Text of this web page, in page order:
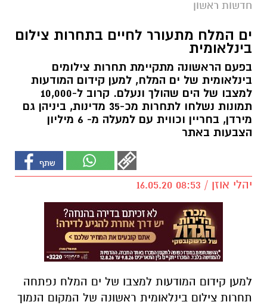
חדשות ראשון
ים המלח מתעורר לחיים בתחרות צילום
בינלאומית
בפעם הראשונה מתקיימת תחרות צילומים
בינלאומית של ים המלח, למען קידום המודעות
למצבו של הים שהולך ונעלם. קרוב ל-10,000
תמונות נשלחו לתחרות מכ-35 מדינות, ביניהן גם
מירדן, בחריין וכווית עם למעלה מ- 6 מיליון
הצבעות באתר
יהלי אוזן / 08:53 16.05.20
למען קידום המודעות למצבו של ים המלח נפתחה
תחרות צילום בינלאומית ראשונה של המקום הנמוך